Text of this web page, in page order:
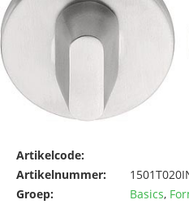
Artikelcode:
Artikelnummer:
Groep:
Basics,